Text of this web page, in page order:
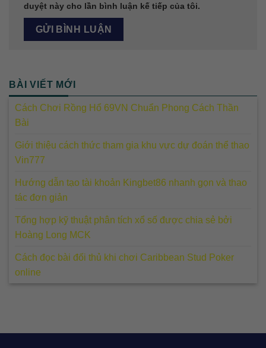
duyệt này cho lần bình luận kế tiếp của tôi.
BÀI VIẾT MỚI
Cách Chơi Rồng Hổ 69VN Chuẩn Phong Cách Thần
Bài
Giới thiệu cách thức tham gia khu vực dự đoán thể thao
Vin777
Hướng dẫn tạo tài khoản Kingbet86 nhanh gọn và thao
tác đơn giản
Tổng hợp kỹ thuật phân tích xổ số được chia sẻ bởi
Hoàng Long MCK
Cách đọc bài đối thủ khi chơi Caribbean Stud Poker
online